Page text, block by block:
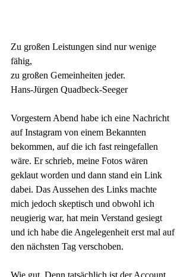
Zu großen Leistungen sind nur wenige
fähig,
zu großen Gemeinheiten jeder.
Hans-Jürgen Quadbeck-Seeger
Vorgestern Abend habe ich eine Nachricht
auf Instagram von einem Bekannten
bekommen, auf die ich fast reingefallen
wäre. Er schrieb, meine Fotos wären
geklaut worden und dann stand ein Link
dabei. Das Aussehen des Links machte
mich jedoch skeptisch und obwohl ich
neugierig war, hat mein Verstand gesiegt
und ich habe die Angelegenheit erst mal auf
den nächsten Tag verschoben.